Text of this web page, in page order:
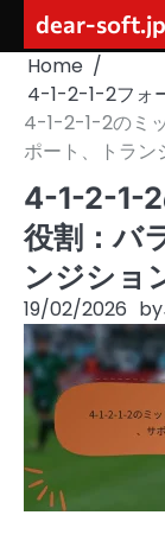
content
dear-soft.jp
Home
4-1-2-1-2フォ
4-1-2-1-2のミ
ポート、トラン
4-1-2-1-2
役割：バ
ンジショ
19/02/2026 by